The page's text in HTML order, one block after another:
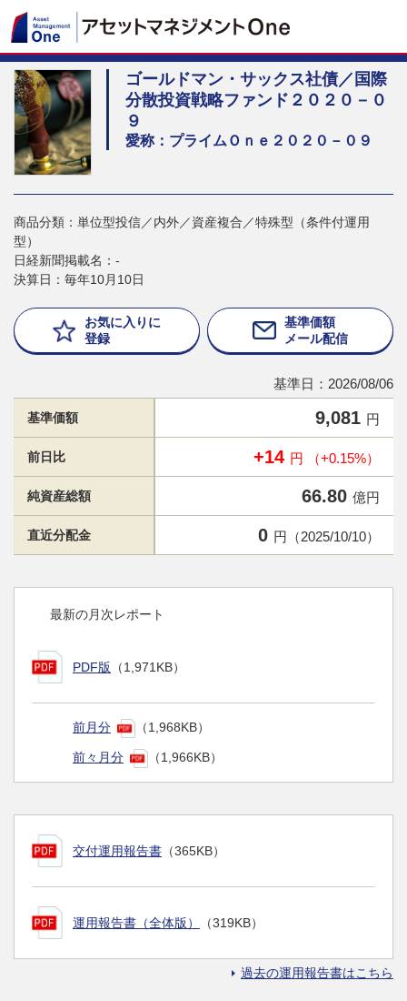
ゴールドマン・サックス社債／国際
分散投資戦略ファンド２０２０－０
９
愛称：プライムＯｎｅ２０２０－０９
商品分類：単位型投信／内外／資産複合／特殊型（条件付運用
型）
日経新聞掲載名：-
決算日：毎年10月10日
お気に入りに
登録
基準価額
メール配信
基準日：2026/08/06
基準価額 9,081 円
前日比 +14 円 （+0.15%）
純資産総額 66.80 億円
直近分配金 0 円（2025/10/10）
最新の月次レポート
PDF版 （1,971KB）
前月分 （1,968KB）
前々月分 （1,966KB）
交付運用報告書 （365KB）
運用報告書（全体版） （319KB）
過去の運用報告書はこちら